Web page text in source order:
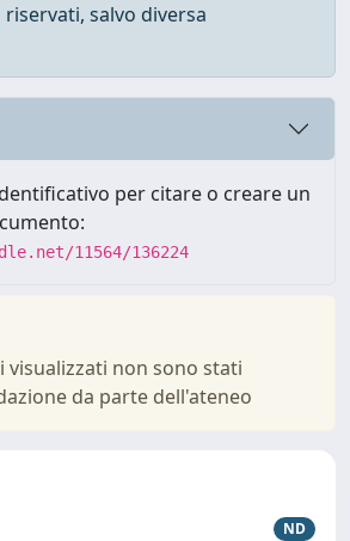
salvo diversa
per citare o creare un
11564/136224
visualizzati non sono stati
da parte dell'ateneo
ND